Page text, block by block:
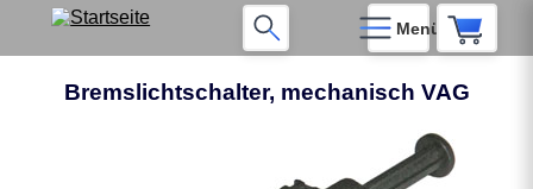
Menü
Bremslichtschalter, mechanisch VAG